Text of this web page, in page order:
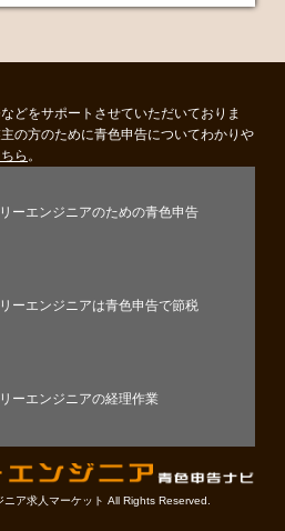
どをサポートさせていただいておりま
の方のために青色申告についてわかりや
ちら 。
ーエンジニアのための青色申告
ーエンジニアは青色申告で節税
ーエンジニアの経理作業
ア求人マーケット All Rights Reserved.